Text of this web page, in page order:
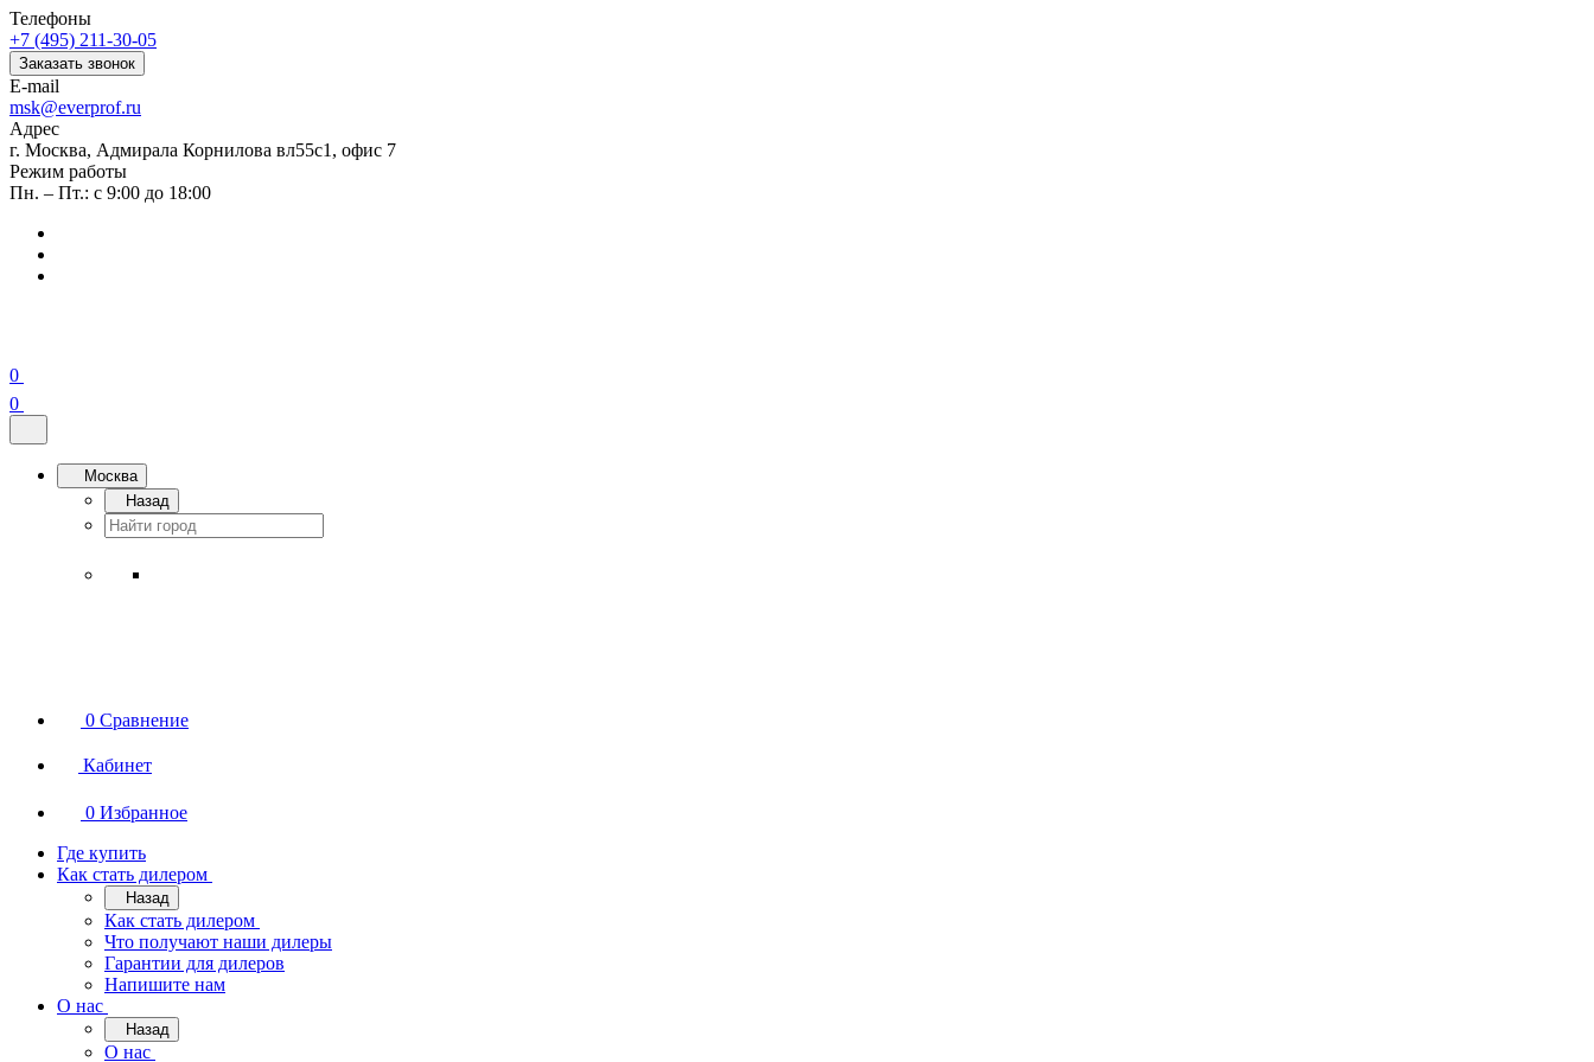
Телефоны
+7 (495) 211-30-05
Заказать звонок
E-mail
msk@everprof.ru
Адрес
г. Москва, Адмирала Корнилова вл55с1, офис 7
Режим работы
Пн. – Пт.: с 9:00 до 18:00
0
0
Москва
Назад
0 Сравнение
Кабинет
0 Избранное
Где купить
Как стать дилером
Назад
Как стать дилером
Что получают наши дилеры
Гарантии для дилеров
Напишите нам
О нас
Назад
О нас